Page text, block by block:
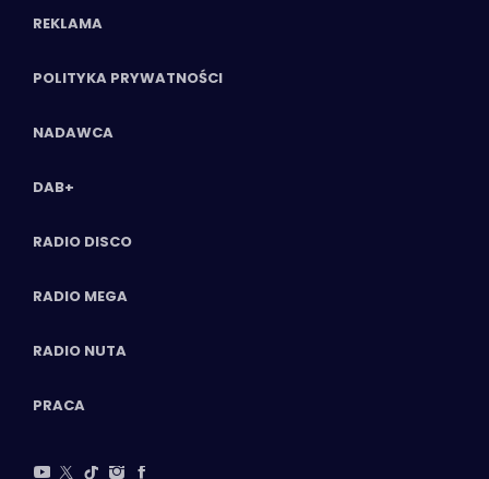
REKLAMA
POLITYKA PRYWATNOŚCI
NADAWCA
DAB+
RADIO DISCO
RADIO MEGA
RADIO NUTA
PRACA